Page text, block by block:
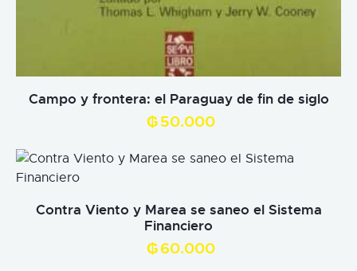
Campo y frontera: el Paraguay de fin de siglo
₲50.000
Contra Viento y Marea se saneo el Sistema
Financiero
₲60.000